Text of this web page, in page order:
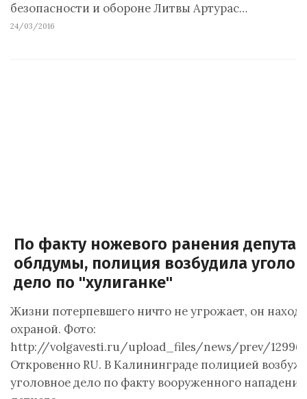
безопасности и обороне Литвы Артурас…
24/03/2016
По факту ножевого ранения
облдумы, полиция возбудила
дело по "хулиганке"
Жизни потерпевшего ничто не угрожает, он
охраной. Фото:
http://volgavesti.ru/upload_files/news/prev/
Откровенно RU. В Калининграде полицией
уголовное дело по факту вооруженного